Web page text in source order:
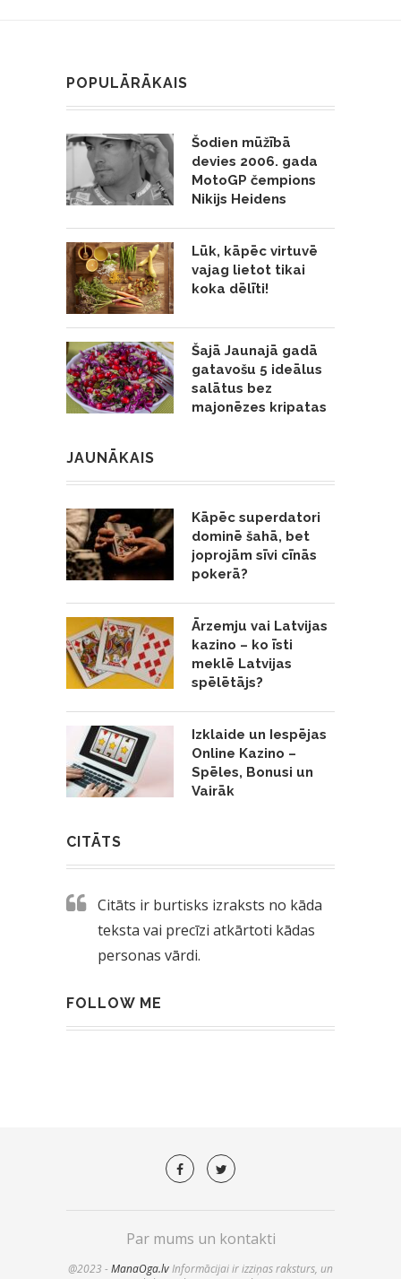
POPULĀRĀKAIS
Šodien mūžībā
devies 2006. gada
MotoGP čempions
Nikijs Heidens
Lūk, kāpēc virtuvē
vajag lietot tikai
koka dēlīti!
Šajā Jaunajā gadā
gatavošu 5 ideālus
salātus bez
majonēzes kripatas
JAUNĀKAIS
Kāpēc superdatori
dominē šahā, bet
joprojām sīvi cīnās
pokerā?
Ārzemju vai Latvijas
kazino – ko īsti
meklē Latvijas
spēlētājs?
Izklaide un Iespējas
Online Kazino –
Spēles, Bonusi un
Vairāk
CITĀTS
Citāts ir burtisks izraksts no kāda
teksta vai precīzi atkārtoti kādas
personas vārdi.
FOLLOW ME
Par mums un kontakti
@2023 - ManaOga.lvInformācijai ir izziņas raksturs, un